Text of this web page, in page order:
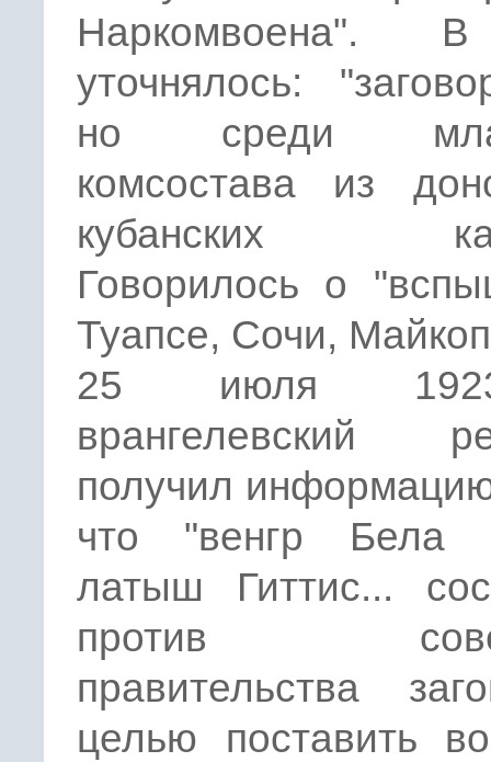
Наркомвоена".
уточнялось:
но среди
комсостава из
кубанских
Говорилось о
Туапсе, Сочи,
25 июля
врангелевский
получил
что "венгр Бела
латыш Гиттис...
против
правительства
целью поставить